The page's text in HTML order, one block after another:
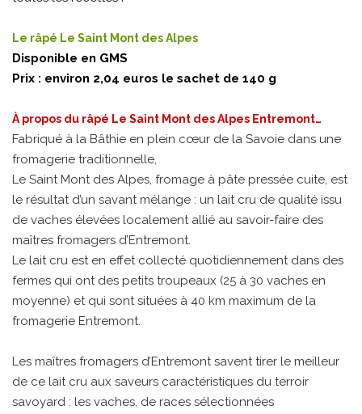
Le râpé Le Saint Mont des Alpes
Disponible en GMS
Prix : environ 2,04 euros le sachet de 140 g
À propos du râpé Le Saint Mont des Alpes Entremont…
Fabriqué à la Bâthie en plein cœur de la Savoie dans une
fromagerie traditionnelle,
Le Saint Mont des Alpes, fromage à pâte pressée cuite, est
le résultat d’un savant mélange : un lait cru de qualité issu
de vaches élevées localement allié au savoir-faire des
maîtres fromagers d’Entremont.
Le lait cru est en effet collecté quotidiennement dans des
fermes qui ont des petits troupeaux (25 à 30 vaches en
moyenne) et qui sont situées à 40 km maximum de la
fromagerie Entremont.
Les maîtres fromagers d’Entremont savent tirer le meilleur
de ce lait cru aux saveurs caractéristiques du terroir
savoyard : les vaches, de races sélectionnées